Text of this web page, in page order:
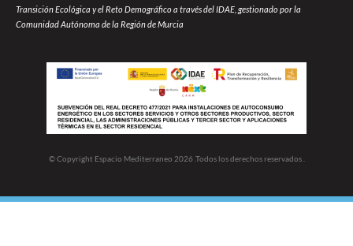
Transición Ecológica y el Reto Demográfico a través del IDAE, gestionado por la
Comunidad Autónoma de la Región de Murcia
© Copyright Espacio Mediterraneo 2026 .Todos los derechos reservados .